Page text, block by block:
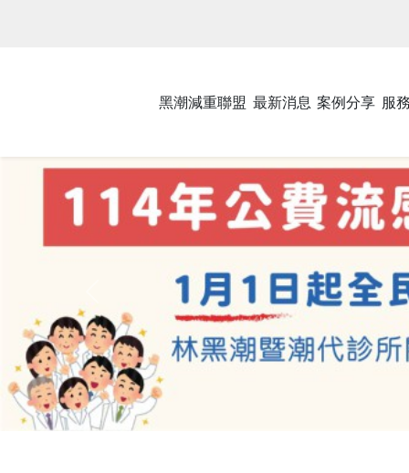
黑潮減重聯盟 最新消息 案例分享 服